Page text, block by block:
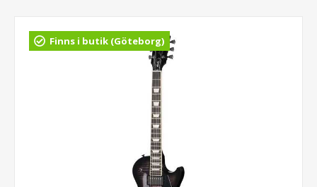
Finns i butik (Göteborg)